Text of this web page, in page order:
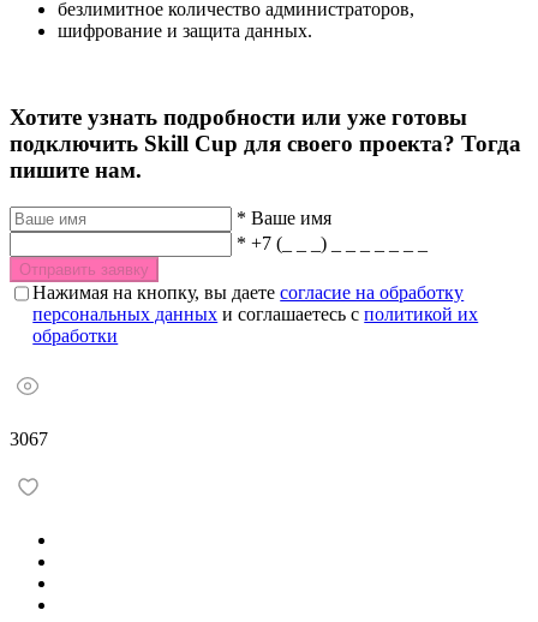
безлимитное количество администраторов,
шифрование и защита данных.
Хотите узнать подробности или уже готовы
подключить Skill Cup для своего проекта? Тогда
пишите нам.
* Ваше имя
* +7 (_ _ _) _ _ _ _ _ _ _
Отправить заявку
Нажимая на кнопку, вы даетесогласие на обработку
персональных данных и соглашаетесь сполитикой их
обработки
3067